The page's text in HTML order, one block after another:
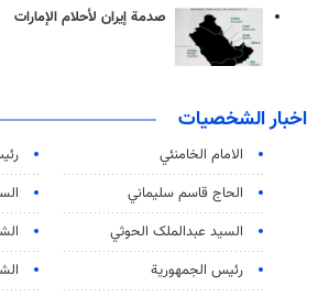
صدمة إيران لأحلام الإمارات
اخبار الشخصيات
الامام الخامنئي
الحاج قاسم سليماني
السید عبدالملک الحوثي
رئيس الجمهورية